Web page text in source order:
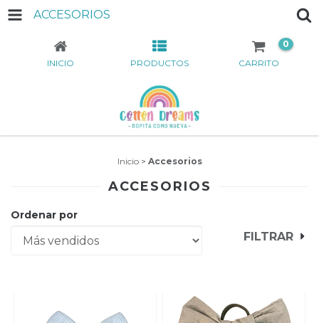
ACCESORIOS
INICIO PRODUCTOS CARRITO
0
Inicio > Accesorios
ACCESORIOS
Ordenar por
FILTRAR